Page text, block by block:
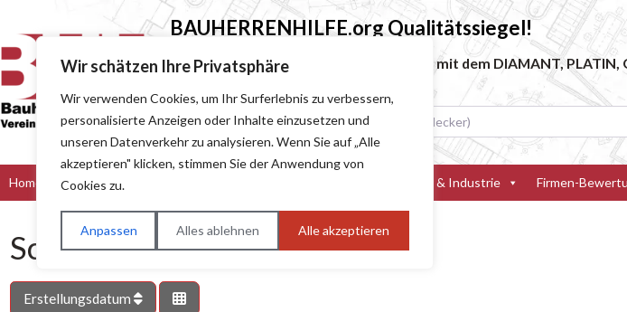
Wir schätzen Ihre Privatsphäre
Wir verwenden Cookies, um Ihr Surferlebnis zu verbessern,
personalisierte Anzeigen oder Inhalte einzusetzen und
unseren Datenverkehr zu analysieren. Wenn Sie auf „Alle
akzeptieren" klicken, stimmen Sie der Anwendung von
Cookies zu.
Anpassen Alles ablehnen Alle akzeptieren
BAUHERRENHILFE.orgQualitätssiegel!
Sie finden hier nur Qualitätsbetriebe, die mit dem DIAMANT,
Suchen nach (z.B. Baumeister oder Dachdecker)
Home Bau & Handwerk Hersteller & Industrie Firmen-
Schlagwort: Farbberatung
Erstellungsdatum